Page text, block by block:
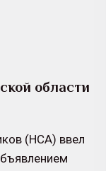
области
(НСА) ввел